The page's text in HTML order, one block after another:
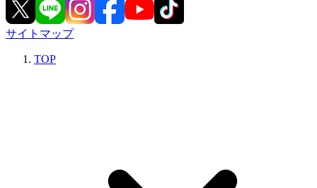
サイトマップ
TOP